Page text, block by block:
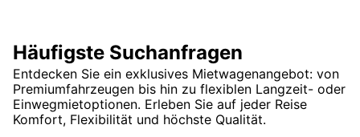
Häufigste Suchanfragen
Entdecken Sie ein exklusives Mietwagenangebot: von
Premiumfahrzeugen bis hin zu flexiblen Langzeit- oder
Einwegmietoptionen. Erleben Sie auf jeder Reise
Komfort, Flexibilität und höchste Qualität.